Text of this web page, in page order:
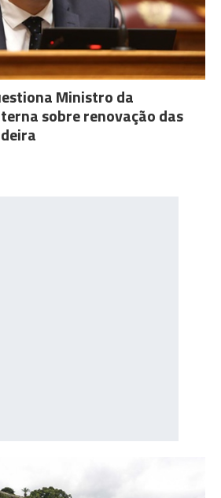
Ministro da
sobre renovação das